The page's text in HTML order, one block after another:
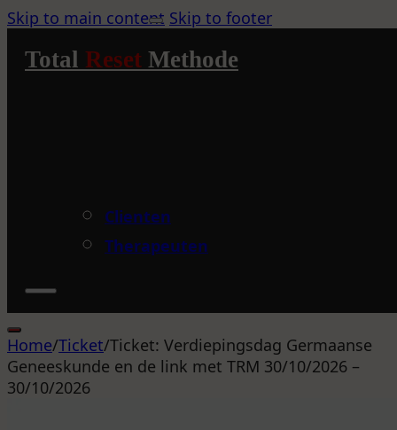
Skip to main content Skip to footer
Total Reset Methode
Clienten
Therapeuten
Home/Ticket/Ticket: Verdiepingsdag Germaanse
Geneeskunde en de link met TRM 30/10/2026 –
30/10/2026